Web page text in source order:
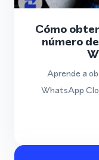
Cómo
número
Aprende a
WhatsApp